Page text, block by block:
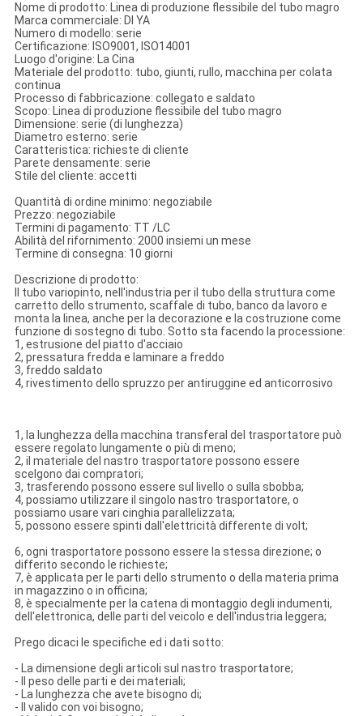
Nome di prodotto: Linea di produzione flessibile del tubo magro
Marca commerciale: DI YA
Numero di modello: serie
Certificazione: ISO9001, ISO14001
Luogo d'origine: La Cina
Materiale del prodotto: tubo, giunti, rullo, macchina per colata
continua
Processo di fabbricazione: collegato e saldato
Scopo: Linea di produzione flessibile del tubo magro
Dimensione: serie (di lunghezza)
Diametro esterno: serie
Caratteristica: richieste di cliente
Parete densamente: serie
Stile del cliente: accetti
Quantità di ordine minimo: negoziabile
Prezzo: negoziabile
Termini di pagamento: TT /LC
Abilità del rifornimento: 2000 insiemi un mese
Termine di consegna: 10 giorni
Descrizione di prodotto:
Il tubo variopinto, nell'industria per il tubo della struttura come
carretto dello strumento, scaffale di tubo, banco da lavoro e
monta la linea, anche per la decorazione e la costruzione come
funzione di sostegno di tubo. Sotto sta facendo la processione:
1, estrusione del piatto d'acciaio
2, pressatura fredda e laminare a freddo
3, freddo saldato
4, rivestimento dello spruzzo per antiruggine ed anticorrosivo
1, la lunghezza della macchina transferal del trasportatore può
essere regolato lungamente o più di meno;
2, il materiale del nastro trasportatore possono essere
scelgono dai compratori;
3, trasferendo possono essere sul livello o sulla sbobba;
4, possiamo utilizzare il singolo nastro trasportatore, o
possiamo usare vari cinghia parallelizzata;
5, possono essere spinti dall'elettricità differente di volt;
6, ogni trasportatore possono essere la stessa direzione; o
differito secondo le richieste;
7, è applicata per le parti dello strumento o della materia prima
in magazzino o in officina;
8, è specialmente per la catena di montaggio degli indumenti,
dell'elettronica, delle parti del veicolo e dell'industria leggera;
Prego dicaci le specifiche ed i dati sotto:
- La dimensione degli articoli sul nastro trasportatore;
-
Il peso delle parti e dei materiali;
- La lunghezza che avete bisogno di;
-
Il valido con voi bisogno;